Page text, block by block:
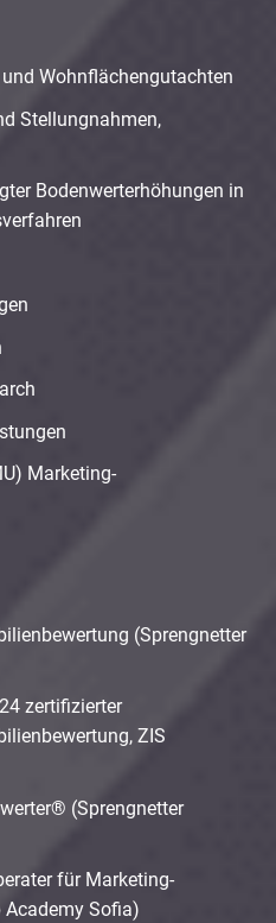
Wohnflächengutachten
Stellungnahmen,
Bodenwerterhöhungen in
Marketing-
(Sprengnetter
zertifizierter
ZIS
(Sprengnetter
für Marketing-
Sofia)